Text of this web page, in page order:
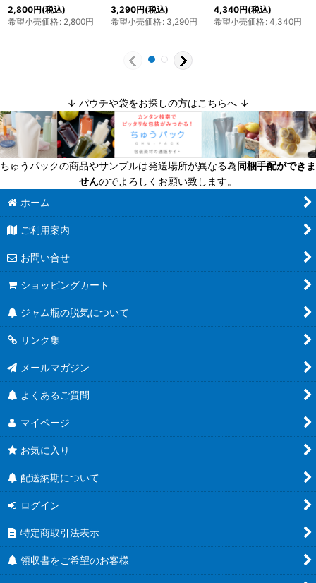
2,800円(税込)
希望小売価格: 2,800円
3,290円(税込)
希望小売価格: 3,290円
4,340円(税込)
希望小売価格: 4,340円
↓ パウチや袋をお探しの方はこちらへ ↓
ちゅうパックの商品やサンプルは発送場所が異なる為同梱手配ができま
せんのでよろしくお願い致します。
ホーム
ご利用案内
お問い合せ
ショッピングカート
ジャム瓶の脱気について
リンク集
メールマガジン
よくあるご質問
マイページ
お気に入り
配送納期について
ログイン
特定商取引法表示
領収書をご希望のお客様